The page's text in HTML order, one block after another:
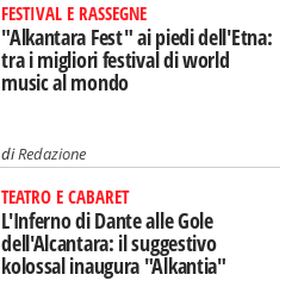
FESTIVAL E RASSEGNE
"Alkantara Fest" ai piedi dell'Etna:
tra i migliori festival di world
music al mondo
diRedazione
TEATRO E CABARET
L'Inferno di Dante alle Gole
dell'Alcantara: il suggestivo
kolossal inaugura "Alkantia"